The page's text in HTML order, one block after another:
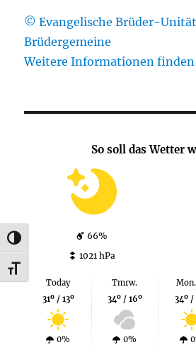
UMSCHALTEN AUF HOHE
SCHRIFT VERGRÖSSERN
© Evangelische Brüder-
Brüdergemeine
Weitere Informationen finden
So soll das Wetter
66%
1021 hPa
Today
31º / 13º
0%
Tmrw.
34º / 16º
0%
34º /